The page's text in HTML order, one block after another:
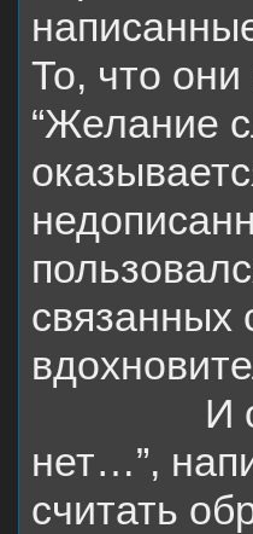
То, что
“Желание
И
нет…”,
считать